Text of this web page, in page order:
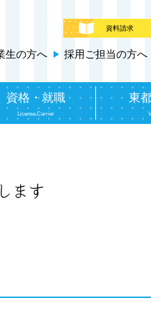
資料請求
生の方へ 採用ご担当の方へ
資格・就職
License,Carrier
東
ます